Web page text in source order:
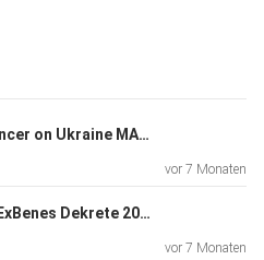
Pod w. Richard Spencer on Ukraine MAGA NATO West
vor 7 Monaten
Sudentenland und ExBenes Dekrete 2026
vor 7 Monaten